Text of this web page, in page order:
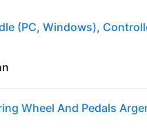
(PC, Windows),
Wheel And Pedals